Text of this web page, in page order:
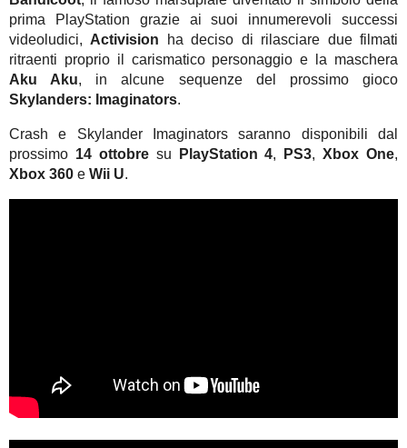
prima PlayStation grazie ai suoi innumerevoli successi
videoludici, Activision ha deciso di rilasciare due filmati
ritraenti proprio il carismatico personaggio e la maschera
Aku Aku, in alcune sequenze del prossimo gioco
Skylanders: Imaginators.
Crash e Skylander Imaginators saranno disponibili dal
prossimo 14 ottobresu PlayStation 4, PS3,Xbox One,
Xbox 360 e Wii U.